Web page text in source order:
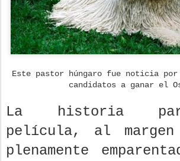
Este pastor húngaro fue noticia
candidatos a ganar el
La historia
película, al
plenamente